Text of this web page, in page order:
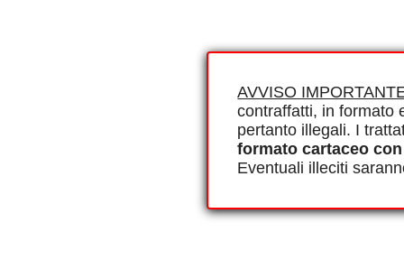
AVVISO
contraffatti, in formato
pertanto illegali. I
formato cartaceo
Eventuali illeciti